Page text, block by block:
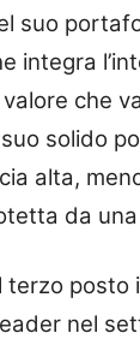
suo
integra
che
solido
alta,
da
terzo posto
nel